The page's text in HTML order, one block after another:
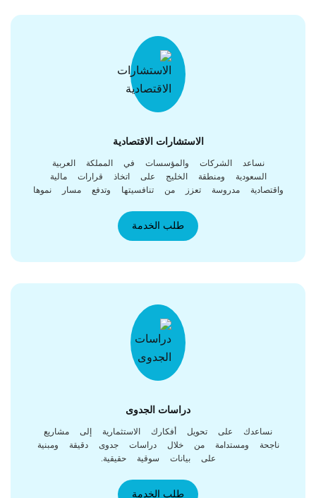
الاستشارات الاقتصادية
نساعد الشركات والمؤسسات في المملكة العربية
السعودية ومنطقة الخليج على اتخاذ قرارات مالية
مدروسة تعزز من تنافسيتها وتدفع مسار نموها
طلب الخدمة
دراسات الجدوى
نساعدك على تحويل أفكارك الاستثمارية إلى مشاريع
ومستدامة من خلال دراسات جدوى دقيقة ومبنية
على بيانات سوقية حقيقية.
طلب الخدمة